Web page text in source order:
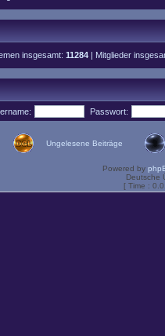
insgesamt: 11284 | Mitglieder
Passwort:
Ungelesene Beiträge
Powered by
Deutsche
[ Time :